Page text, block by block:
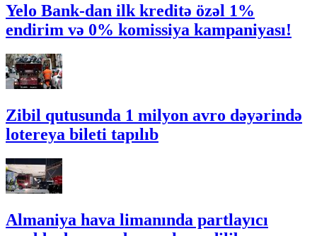
Yelo Bank-dan ilk kreditə özəl 1%
endirim və 0% komissiya kampaniyası!
Zibil qutusunda 1 milyon avro dəyərində
lotereya bileti tapılıb
Almaniya hava limanında partlayıcı